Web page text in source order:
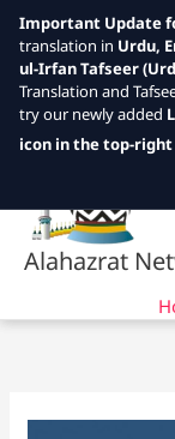
Skip
Alahazrat
Important Update
translation in Urdu,
ul-Irfan Tafseer
Translation and
try our newly added
icon in the top-